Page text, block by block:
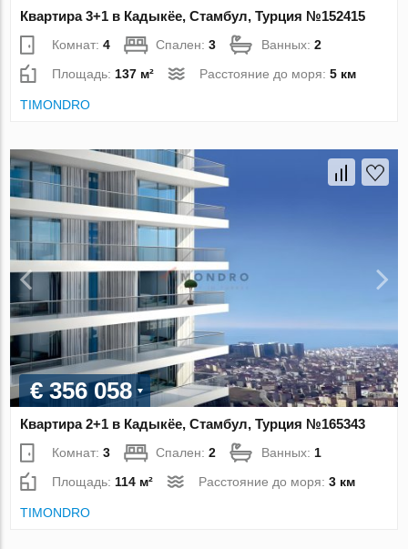
Квартира 3+1 в Кадыкёе, Стамбул, Турция №152415
Комнат:4 Спален:3 Ванных:2
Площадь: 137 м² Расстояние до моря:5 км
TIMONDRO
€ 356 058
Квартира 2+1 в Кадыкёе, Стамбул, Турция №165343
Комнат:3 Спален:2 Ванных:1
Площадь:114 м² Расстояние до моря:3 км
TIMONDRO